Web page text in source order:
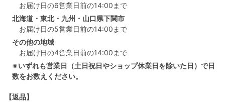
お届け日の6営業日前の14:00まで
北海道・東北・九州・山口県下関市
お届け日の5営業日前の14:00まで
その他の地域
お届け日の4営業日前の14:00まで
※いずれも営業日（土日祝日やショップ休業日を除いた日）で日
数をお数えください。
【返品】